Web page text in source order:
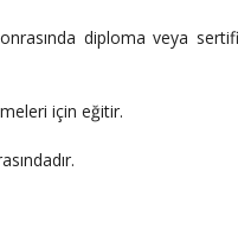
diploma veya
için eğitir.